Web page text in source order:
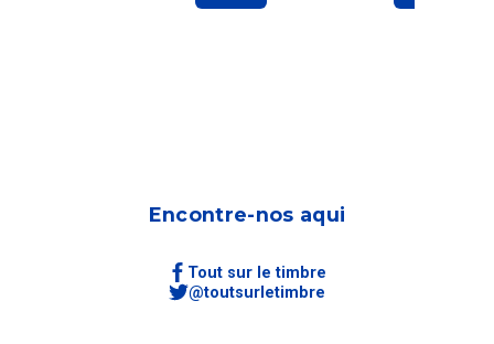
Encontre-nos aqui
Tout sur le timbre
@toutsurletimbre